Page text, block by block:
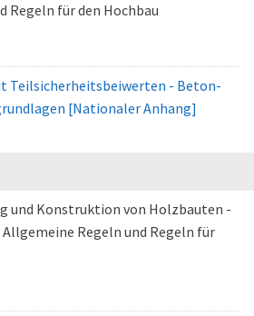
Regeln für den Hochbau
Teilsicherheitsbeiwerten - Beton-
[Nationaler Anhang]
und Konstruktion von Holzbauten -
Regeln und Regeln für